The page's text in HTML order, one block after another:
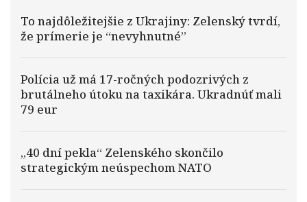
To najdôležitejšie z Ukrajiny: Zelenský tvrdí,
že prímerie je “nevyhnutné”
Polícia už má 17-ročných podozrivých z
brutálneho útoku na taxikára. Ukradnúť mali
79 eur
„40 dní pekla“ Zelenského skončilo
strategickým neúspechom NATO